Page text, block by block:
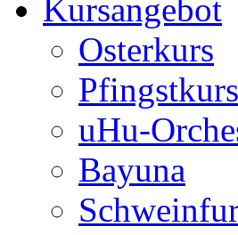
Kursangebot
Osterkurs
Pfingstkurs
uHu-
Bayuna